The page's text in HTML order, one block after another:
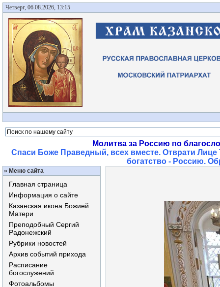
Четверг, 06.08.2026, 13:15
Молитва за Россию по
Спаси Боже Праведный, всех вместе. Отврати
богатство - Россию.
» Меню сайта
Главная страница
Информация о сайте
Казанская икона Божией
Матери
Преподобный Сергий
Радонежский
Рубрики новостей
Архив событий прихода
Расписание
богослужений
Фотоальбомы